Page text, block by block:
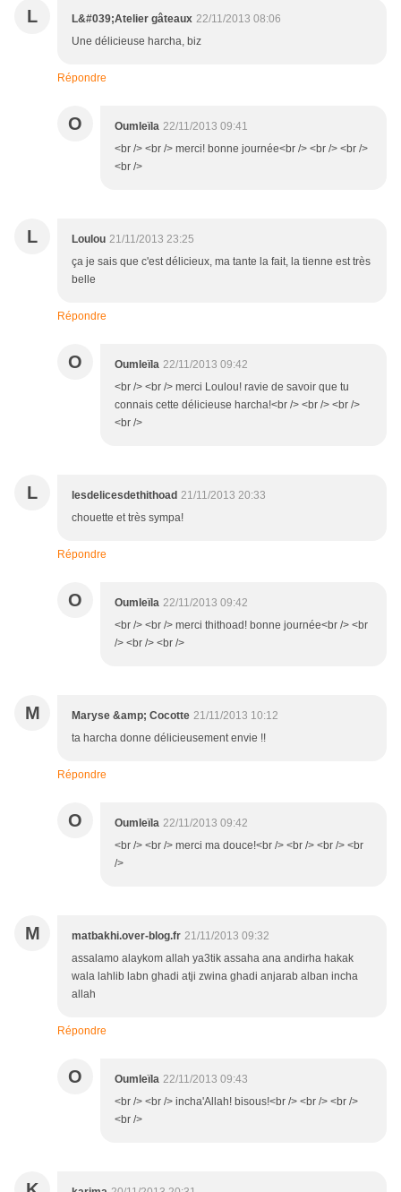
L L&#039;Atelier gâteaux 22/11/2013 08:06
Une délicieuse harcha, biz
Répondre
O Oumleïla 22/11/2013 09:41
<br /> <br /> merci! bonne journée<br /> <br /> <br />
<br />
L Loulou 21/11/2013 23:25
ça je sais que c'est délicieux, ma tante la fait, la tienne est très
belle
Répondre
O Oumleïla 22/11/2013 09:42
<br /> <br /> merci Loulou! ravie de savoir que tu
connais cette délicieuse harcha!<br /> <br /> <br />
<br />
L lesdelicesdethithoad 21/11/2013 20:33
chouette et très sympa!
Répondre
O Oumleïla 22/11/2013 09:42
<br /> <br /> merci thithoad! bonne journée<br /> <br
/> <br /> <br />
M Maryse &amp; Cocotte 21/11/2013 10:12
ta harcha donne délicieusement envie !!
Répondre
O Oumleïla 22/11/2013 09:42
<br /> <br /> merci ma douce!<br /> <br /> <br /> <br
/>
M matbakhi.over-blog.fr 21/11/2013 09:32
assalamo alaykom allah ya3tik assaha ana andirha hakak
wala lahlib labn ghadi atji zwina ghadi anjarab alban incha
allah
Répondre
O Oumleïla 22/11/2013 09:43
<br /> <br /> incha'Allah! bisous!<br /> <br /> <br />
<br />